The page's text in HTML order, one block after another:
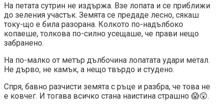
На петата сутрин не издържа. Взе лопата и се приближи
до зеления участък. Земята се предаде лесно, сякаш
току-що е била разорана. Колкото по-надълбоко
копаеше, толкова по-силно усещаше, че прави нещо
забранено.
На по-малко от метър дълбочина лопатата удари метал.
Не дърво, не камък, а нещо твърдо и студено.
Спря, бавно разчисти земята с ръце и разбра, че това не
е ковчег. И тогава всичко стана наистина страшно 😱😲.